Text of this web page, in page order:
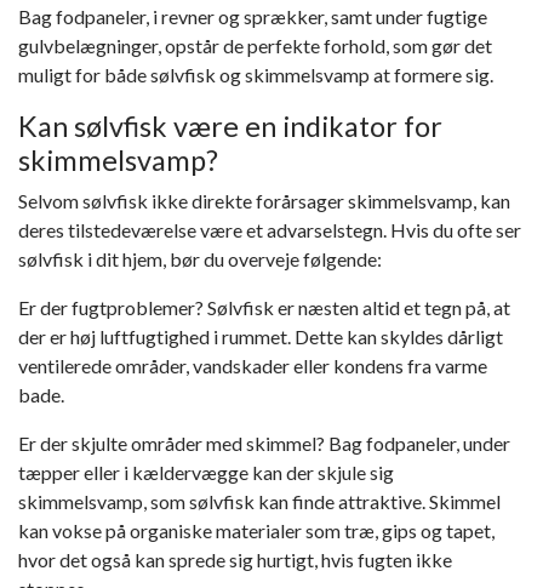
Bag fodpaneler, i revner og sprækker, samt under fugtige
gulvbelægninger, opstår de perfekte forhold, som gør det
muligt for både sølvfisk og skimmelsvamp at formere sig.
Kan sølvfisk være en indikator for
skimmelsvamp?
Selvom sølvfisk ikke direkte forårsager skimmelsvamp, kan
deres tilstedeværelse være et advarselstegn. Hvis du ofte ser
sølvfisk i dit hjem, bør du overveje følgende:
Er der fugtproblemer? Sølvfisk er næsten altid et tegn på, at
der er høj luftfugtighed i rummet. Dette kan skyldes dårligt
ventilerede områder, vandskader eller kondens fra varme
bade.
Er der skjulte områder med skimmel? Bag fodpaneler, under
tæpper eller i kældervægge kan der skjule sig
skimmelsvamp, som sølvfisk kan finde attraktive. Skimmel
kan vokse på organiske materialer som træ, gips og tapet,
hvor det også kan sprede sig hurtigt, hvis fugten ikke